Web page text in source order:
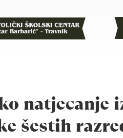
natjecanje
šestih